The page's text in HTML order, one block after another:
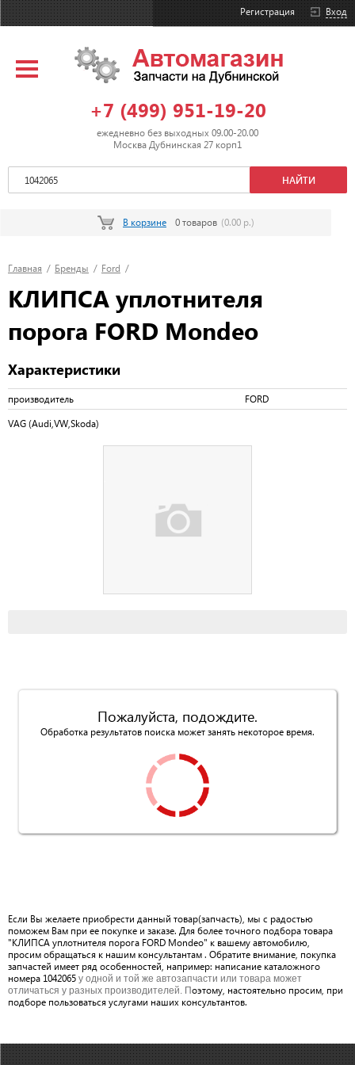
Вход
Регистрация
+7 (499) 951-19-20
ежедневно без выходных 09.00-20.00
Москва Дубнинская 27 корп1
В корзине 0 товаров (0.00 р.)
Главная / Бренды / Ford /
КЛИПСА уплотнителя
порога FORD Mondeo
Характеристики
производитель FORD
VAG (Audi,VW,Skoda)
Пожалуйста, подождите.
Обработка результатов поиска может занять некоторое время.
Если Вы желаете приобрести данный товар(запчасть), мы с радостью
поможем Вам при ее покупке и заказе. Для более точного подбора товара
"КЛИПСА уплотнителя порога FORD Mondeo" к вашему автомобилю,
просим обращаться к нашим консультантам . Обратите внимание, покупка
запчастей имеет ряд особенностей, например: написание каталожного
номера 1042065 у одной и той же автозапчасти или товара может
отличаться у разных производителей. Поэтому, настоятельно просим, при
подборе пользоваться услугами наших консультантов.